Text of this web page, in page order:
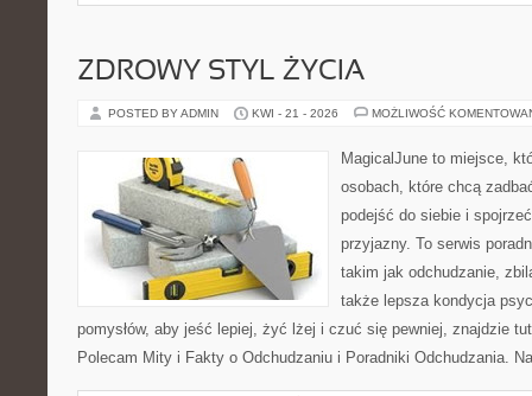
ZDROWY STYL ŻYCIA
POSTED BY ADMIN KWI - 21 - 2026 MOŻLIWOŚĆ
MagicalJune to miejsce,
osobach, które chcą
podejść do siebie i
przyjazny. To serwis
takim jak odchudzanie,
także lepsza kondycja
pomysłów, aby jeść lepiej, żyć lżej i czuć się pewniej, znajdzie
Polecam Mity i Fakty o Odchudzaniu i Poradniki Odchudzania.